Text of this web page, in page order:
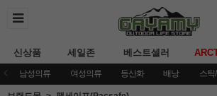
신상품 세일존 베스트셀러
남성의류 여성의류 등산화 배낭 스틱